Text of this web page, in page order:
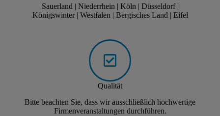
Sauerland | Niederrhein | Köln | Düsseldorf |
Königswinter | Westfalen | Bergisches Land | Eifel
Qualität
Bitte beachten Sie, dass wir ausschließlich hochwertige
Firmenveranstaltungen durchführen.